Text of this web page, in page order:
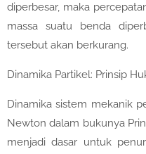
diperbesar, maka
massa suatu benda
tersebut akan berkurang.
Dinamika Partikel: Prinsip
Dinamika sistem mekanik
Newton dalam bukunya
menjadi dasar untuk